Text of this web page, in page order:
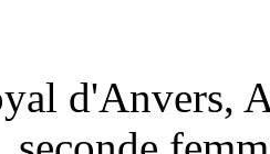
d'Anvers,